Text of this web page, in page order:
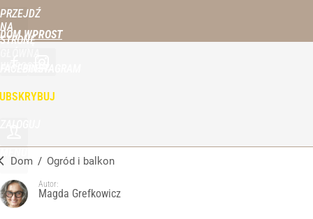
PRZEJDŹ
NA
STRONĘ
DOM WPROST
Dom / Ogród i balkon
Autor:
Magda Grefkowicz